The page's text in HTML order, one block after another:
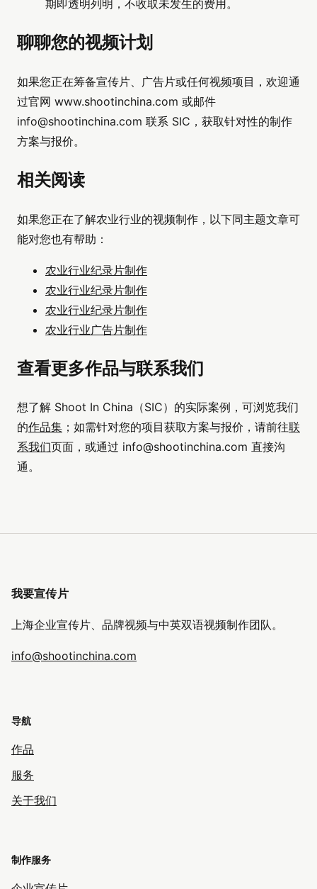
期即透明列明，不收取未发生的费用。
聊聊您的视频计划
如果您正在筹备宣传片、广告片或任何视频项目，欢迎通
过官网 www.shootinchina.com 或邮件
info@shootinchina.com 联系 SIC，获取针对性的制作
方案与报价。
相关阅读
如果您正在了解农业行业的视频制作，以下同主题文章可
能对您也有帮助：
农业行业纪录片制作
农业行业纪录片制作
农业行业纪录片制作
农业行业广告片制作
查看更多作品与联系我们
想了解 Shoot In China（SIC）的实际案例，可浏览我们
的作品集 ；如需针对您的项目获取方案与报价，请前往联
系我们页面，或通过 info@shootinchina.com 直接沟
通。
我要宣传片
上海企业宣传片、品牌视频与中英双语视频制作团队。
info@shootinchina.com
导航
作品
服务
关于我们
制作服务